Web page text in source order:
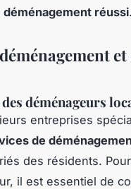
déménagement réussi.
et
déménageurs
entreprises
de
des résidents.
il est essentiel de